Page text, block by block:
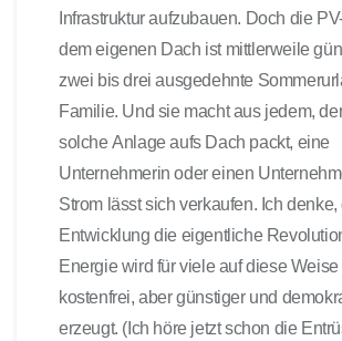
Infrastruktur aufzubauen. Doch die
dem eigenen Dach ist mittlerweile
zwei bis drei ausgedehnte
Familie. Und sie macht aus jedem,
solche Anlage aufs Dach packt, eine
Unternehmerin oder einen
Strom lässt sich verkaufen. Ich
Entwicklung die eigentliche
Energie wird für viele auf diese
kostenfrei, aber günstiger und
erzeugt. (Ich höre jetzt schon die